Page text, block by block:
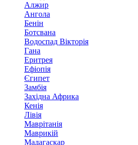
Алжир
Ангола
Бенін
Ботсвана
Водоспад Вікторія
Гана
Еритрея
Ефіопія
Єгипет
Замбія
Західна Африка
Кенія
Лівія
Маврітанія
Маврикій
Мадагаскар